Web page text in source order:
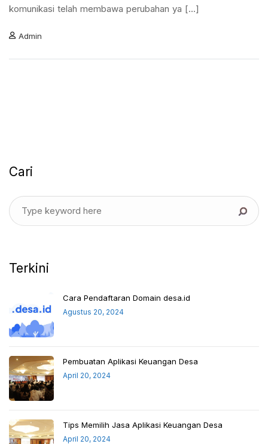
komunikasi telah membawa perubahan ya [...]
Admin
Cari
Terkini
Cara Pendaftaran Domain desa.id
Agustus 20, 2024
Pembuatan Aplikasi Keuangan Desa
April 20, 2024
Tips Memilih Jasa Aplikasi Keuangan Desa
April 20, 2024